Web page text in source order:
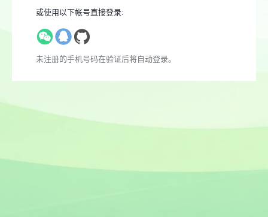
或使用以下帐号直接登录:
未注册的手机号码在验证后将自动登录。